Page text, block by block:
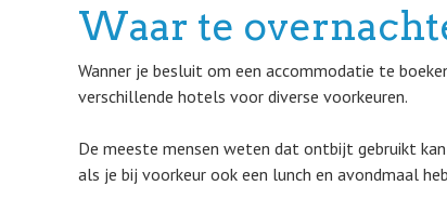
Waar te
Wanner je besluit om een accommodatie te
verschillende hotels voor diverse voorkeuren.
De meeste mensen weten dat ontbijt gebruikt
als je bij voorkeur ook een lunch en avondmaal